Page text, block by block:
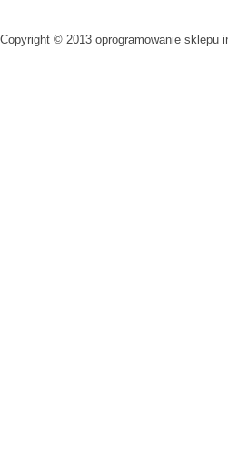
Copyright © 2013 oprogramowanie sklepu